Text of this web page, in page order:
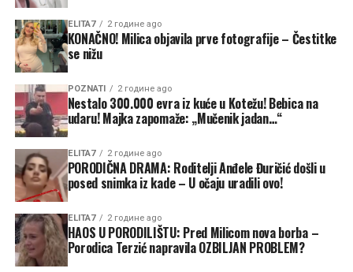
ELITA7 2 године ago
KONAČNO! Milica objavila prve fotografije – Čestitke
se nižu
POZNATI 2 године ago
Nestalo 300.000 evra iz kuće u Kotežu! Bebica na
udaru! Majka zapomaže: „Mučenik jadan…“
ELITA7 2 године ago
PORODIČNA DRAMA: Roditelji Anđele Đuričić došli u
posed snimka iz kade – U očaju uradili ovo!
ELITA7 2 године ago
HAOS U PORODILIŠTU: Pred Milicom nova borba –
Porodica Terzić napravila OZBILJAN PROBLEM?